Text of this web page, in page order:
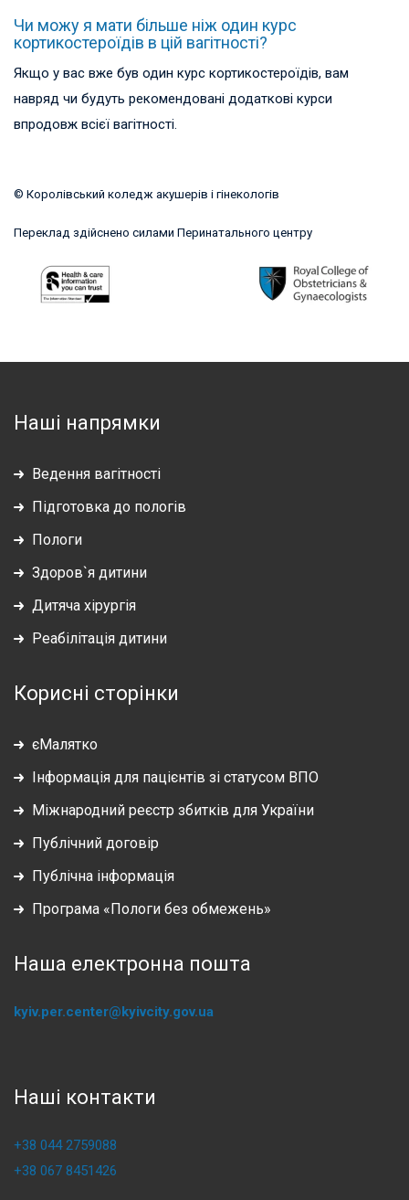
Чи можу я мати більше ніж один курс
кортикостероїдів в цій вагітності?
Якщо у вас вже був один курс кортикостероїдів, вам
навряд чи будуть рекомендовані додаткові курси
впродовж всієї вагітності.
© Королівський коледж акушерів і гінекологів
Переклад здійснено силами Перинатального центру
Наші напрямки
Ведення вагітності
Підготовка до пологів
Пологи
Здоров`я дитини
Дитяча хірургія
Реабілітація дитини
Корисні сторінки
єМалятко
Інформація для пацієнтів зі статусом ВПО
Міжнародний реєстр збитків для України
Публічний договір
Публічна інформація
Програма «Пологи без обмежень»
Наша електронна пошта
kyiv.per.center@kyivcity.gov.ua
Наші контакти
+38 044 2759088
+38 067 8451426